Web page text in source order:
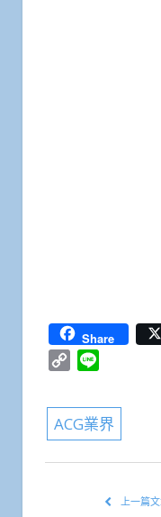
Share
Copy
ACG業界
上一篇